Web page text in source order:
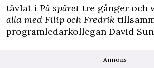
tävlat i På spåret tre gånger och
alla med Filip och Fredrik
programledarkollegan David
Annons